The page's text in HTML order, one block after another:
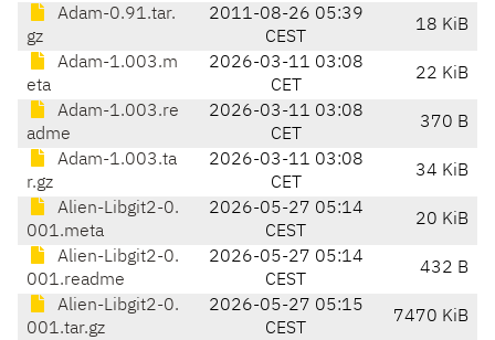
Adam-0.91.tar.
gz
2011-08-26 05:39
CEST
18 KiB
Adam-1.003.m
eta
2026-03-11 03:08
CET
22 KiB
Adam-1.003.re
adme
2026-03-11 03:08
CET
370 B
Adam-1.003.ta
r.gz
2026-03-11 03:08
CET
34 KiB
Alien-Libgit2-0.
001.meta
2026-05-27 05:14
CEST
20 KiB
Alien-Libgit2-0.
001.readme
2026-05-27 05:14
CEST
432 B
Alien-Libgit2-0.
001.tar.gz
2026-05-27 05:15
CEST
7470 KiB